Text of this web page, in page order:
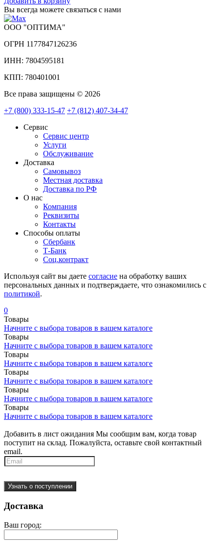
Вы всегда можете связаться с нами
ООО "ОПТИМА"
ОГРН 1177847126236
ИНН: 7804595181
КПП: 780401001
Все права защищены © 2026
+7 (800) 333-15-47 +7 (812) 407-34-47
Сервис
Сервис центр
Услуги
Обслуживание
Доставка
Самовывоз
Местная доставка
Доставка по РФ
О нас
Компания
Реквизиты
Контакты
Cпособы оплаты
Сбербанк
Т-Банк
Соц.контракт
Используя сайт вы даете согласие на обработку ваших
персональных данных и подтверждаете, что ознакомились с
политикой.
0
Товары
Начните с выбора товаров в вашем каталоге
Товары
Начните с выбора товаров в вашем каталоге
Товары
Начните с выбора товаров в вашем каталоге
Товары
Начните с выбора товаров в вашем каталоге
Товары
Начните с выбора товаров в вашем каталоге
Товары
Начните с выбора товаров в вашем каталоге
Добавить в лист ожидания Мы сообщим вам, когда товар
поступит на склад. Пожалуйста, оставьте свой контактный
email.
Узнать о поступлении
Доставка
Ваш город: